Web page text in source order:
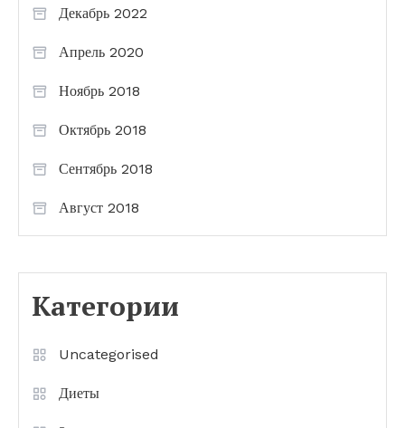
Декабрь 2022
Апрель 2020
Ноябрь 2018
Октябрь 2018
Сентябрь 2018
Август 2018
Категории
Uncategorised
Диеты